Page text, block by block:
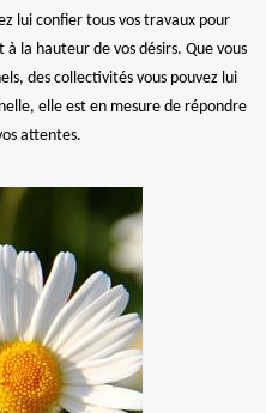
lui confier tous vos travaux pour
la hauteur de vos désirs. Que vous
des collectivités vous pouvez lui
elle est en mesure de répondre
attentes.